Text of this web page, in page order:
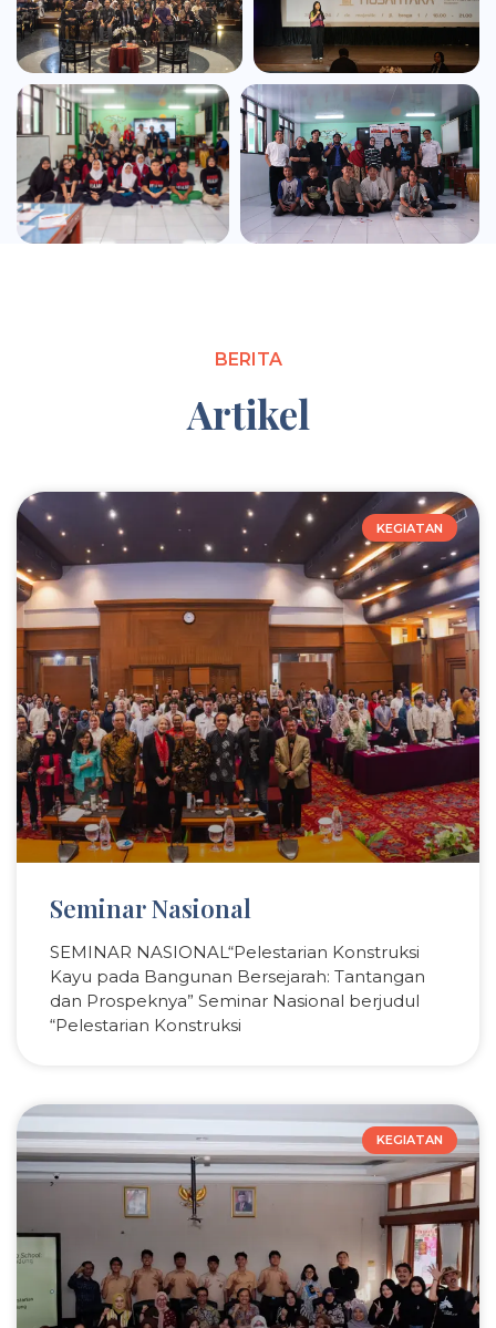
BERITA
Artikel
KEGIATAN
Seminar Nasional
SEMINAR NASIONAL“Pelestarian Konstruksi
Kayu pada Bangunan Bersejarah: Tantangan
dan Prospeknya” Seminar Nasional berjudul
“Pelestarian Konstruksi
KEGIATAN